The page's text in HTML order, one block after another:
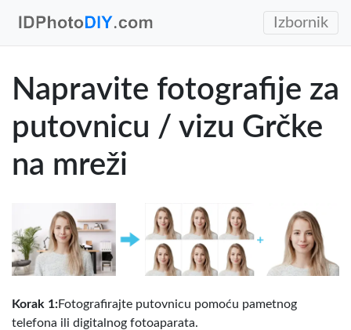
Izbornik
Napravite fotografije za
putovnicu / vizu Grčke
na mreži
Korak 1:Fotografirajte putovnicu pomoću pametnog
telefona ili digitalnog fotoaparata.